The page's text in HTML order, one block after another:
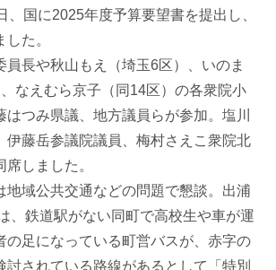
、国に2025年度予算要望書を提出し、
た。
長や秋山もえ（埼玉6区）、いのま
なえむら京子（同14区）の各衆院小
つみ県議、地方議員らが参加。塩川
伊藤岳参議院議員、梅村さえこ衆院北
しました。
域公共交通などの問題で懇談。出浦
、鉄道駅がない同町で高校生や車が運
の足になっている町営バスが、赤字の
討されている路線があるとして「特別